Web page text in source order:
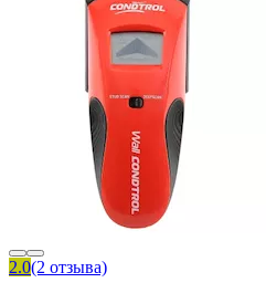
2.0(2 отзыва)